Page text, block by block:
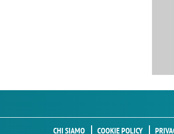
CHI SIAMO COOKIE POLICY